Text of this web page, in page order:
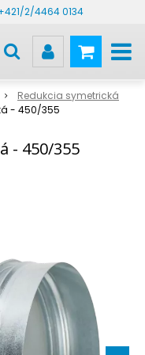
2/4464 0134
Redukcia symetrická
- 450/355
- 450/355